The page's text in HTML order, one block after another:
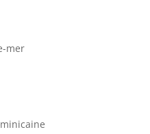
mer